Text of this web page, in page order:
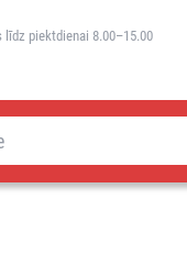
līdz piektdienai 8.00–15.00